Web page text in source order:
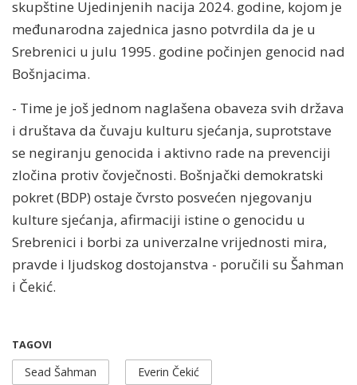
skupštine Ujedinjenih nacija 2024. godine, kojom je
međunarodna zajednica jasno potvrdila da je u
Srebrenici u julu 1995. godine počinjen genocid nad
Bošnjacima.
- Time je još jednom naglašena obaveza svih država
i društava da čuvaju kulturu sjećanja, suprotstave
se negiranju genocida i aktivno rade na prevenciji
zločina protiv čovječnosti. Bošnjački demokratski
pokret (BDP) ostaje čvrsto posvećen njegovanju
kulture sjećanja, afirmaciji istine o genocidu u
Srebrenici i borbi za univerzalne vrijednosti mira,
pravde i ljudskog dostojanstva - poručili su Šahman
i Čekić.
TAGOVI
Sead Šahman Everin Čekić